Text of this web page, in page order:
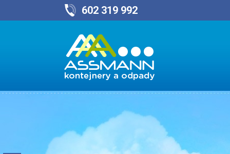
602 319 992